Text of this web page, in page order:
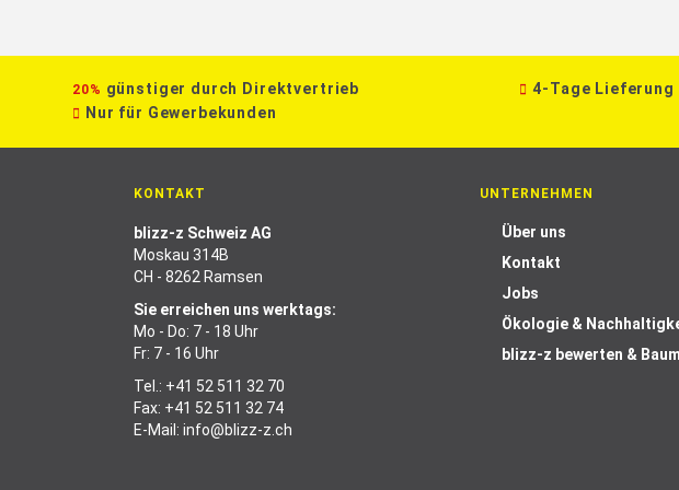
20% günstiger durch Direktvertrieb 4-Tage Lieferung
Nur für Gewerbekunden
KONTAKT
blizz-z Schweiz AG
Moskau 314B
CH - 8262 Ramsen
Sie erreichen uns werktags:
Mo - Do: 7 - 18 Uhr
Fr: 7 - 16 Uhr
Tel.: +41 52 511 32 70
Fax: +41 52 511 32 74
E-Mail: info@blizz-z.ch
UNTERNEHMEN
Über uns
Kontakt
Jobs
Ökologie &
blizz-z bewerten &